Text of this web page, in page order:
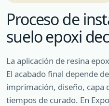
Proceso de
suelo epoxi
La aplicación de resina
El acabado final depende
imprimación, diseño, capa
tiempos de curado. En